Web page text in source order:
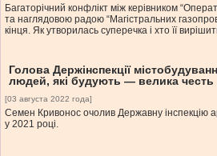
Багаторічний конфлікт між керівником
та наглядовою радою “Магістральних
кінця. Як утворилась суперечка і хто її
Голова Держінспекції
людей, які будують — велика честь
[03 августа 2022 года]
Семен Кривонос очолив Державну інспекцію
у 2021 році.